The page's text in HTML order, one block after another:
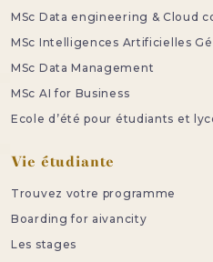
MSc Data engineering & Cloud
MSc Intelligences Artificielles
MSc Data Management
MSc AI for Business
Ecole d’été pour étudiants et
Vie étudiante
Trouvez votre programme
Boarding for aivancity
Les stages